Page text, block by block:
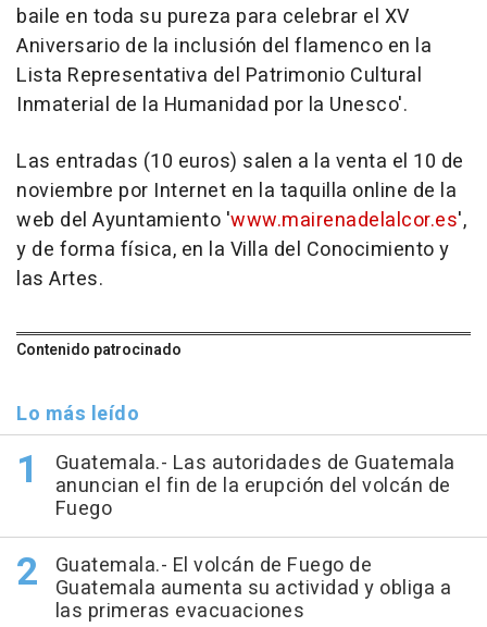
baile en toda su pureza para celebrar el XV
Aniversario de la inclusión del flamenco en la
Lista Representativa del Patrimonio Cultural
Inmaterial de la Humanidad por la Unesco'.
Las entradas (10 euros) salen a la venta el 10 de
noviembre por Internet en la taquilla online de la
web del Ayuntamiento 'www.mairenadelalcor.es',
y de forma física, en la Villa del Conocimiento y
las Artes.
Contenido patrocinado
Lo más leído
Guatemala.- Las autoridades de Guatemala
anuncian el fin de la erupción del volcán de
Fuego
Guatemala.- El volcán de Fuego de
Guatemala aumenta su actividad y obliga a
las primeras evacuaciones